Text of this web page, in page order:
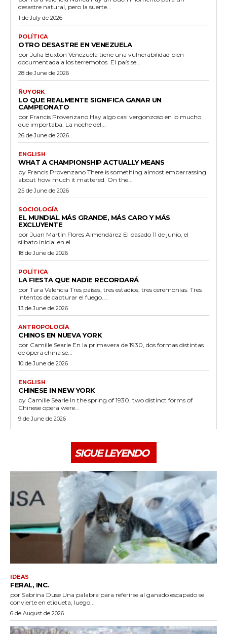
desastre natural, pero la suerte...
1 de July de 2026
POLÍTICA
OTRO DESASTRE EN VENEZUELA
por Julia Buxton Venezuela tiene una vulnerabilidad bien
documentada a los terremotos. El país se...
28 de June de 2026
ÑUYORK
LO QUE REALMENTE SIGNIFICA GANAR UN
CAMPEONATO
por Francis Provenzano Hay algo casi vergonzoso en lo mucho
que importaba. La noche del...
26 de June de 2026
ENGLISH
WHAT A CHAMPIONSHIP ACTUALLY MEANS
by Francis Provenzano There is something almost embarrassing
about how much it mattered. On the...
25 de June de 2026
SOCIOLOGÍA
EL MUNDIAL MÁS GRANDE, MÁS CARO Y MÁS
EXCLUYENTE
por Juan Martín Flores Almendárez El pasado 11 de junio, el
silbato inicial en el...
18 de June de 2026
POLÍTICA
LA FIESTA QUE NADIE RECORDARÁ
por Tara Valencia Tres países, tres estadios, tres ceremonias. Tres
intentos de capturar el fuego....
13 de June de 2026
ANTROPOLOGÍA
CHINOS EN NUEVA YORK
por Camille Searle En la primavera de 1930, dos formas distintas
de ópera china se...
10 de June de 2026
ENGLISH
CHINESE IN NEW YORK
by Camille Searle In the spring of 1930, two distinct forms of
Chinese opera were...
9 de June de 2026
SIGUE LEYENDO
IDEAS
FERAL, INC.
por Sabrina Duse Una palabra para referirse al ganado escapado se
convierte en etiqueta, luego...
6 de August de 2026